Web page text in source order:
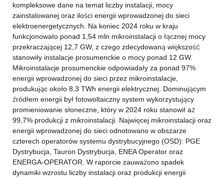
kompleksowe dane na temat liczby instalacji, mocy
zainstalowanej oraz ilości energii wprowadzonej do sieci
elektroenergetycznych. Na koniec 2024 roku w kraju
funkcjonowało ponad 1,54 mln mikroinstalacji o łącznej mocy
przekraczającej 12,7 GW, z czego zdecydowaną większość
stanowiły instalacje prosumenckie o mocy ponad 12 GW.
Mikroinstalacje prosumenckie odpowiadały za ponad 97%
energii wprowadzonej do sieci przez mikroinstalacje,
produkując około 8,3 TWh energii elektrycznej. Dominującym
źródłem energii był fotowoltaiczny system wykorzystujący
promieniowanie słoneczne, który w 2024 roku stanowił aż
99,7% produkcji z mikroinstalacji. Najwięcej mikroinstalacji oraz
energii wprowadzonej do sieci odnotowano w obszarze
czterech operatorów systemu dystrybucyjnego (OSD): PGE
Dystrybucja, Tauron Dystrybucja, ENEA Operator oraz
ENERGA-OPERATOR. W raporcie zauważono spadek
dynamiki wzrostu liczby instalacji oraz produkcji energii